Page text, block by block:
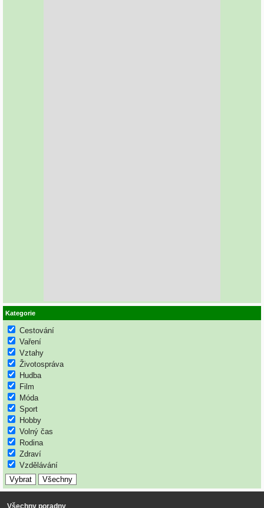
Kategorie
Cestování
Vaření
Vztahy
Životospráva
Hudba
Film
Móda
Sport
Hobby
Volný čas
Rodina
Zdraví
Vzdělávání